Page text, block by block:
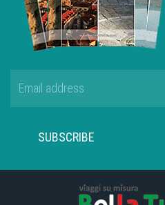
SUBSCRIBE